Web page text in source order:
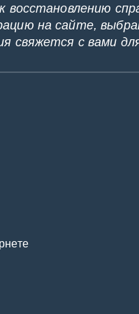
восстановлению
на сайте,
свяжется с вами